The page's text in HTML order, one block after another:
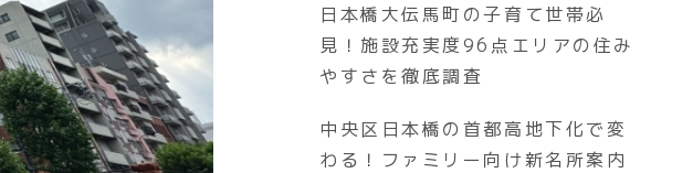
日本橋大伝馬町の子育て世帯必
見！施設充実度96点エリアの住み
やすさを徹底調査
中央区日本橋の首都高地下化で変
わる！ファミリー向け新名所案内